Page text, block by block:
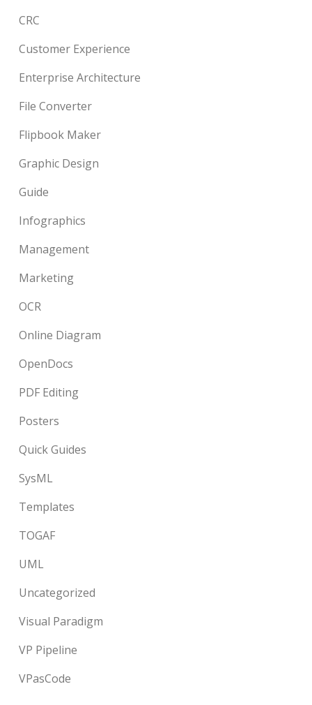
CRC
Customer Experience
Enterprise Architecture
File Converter
Flipbook Maker
Graphic Design
Guide
Infographics
Management
Marketing
OCR
Online Diagram
OpenDocs
PDF Editing
Posters
Quick Guides
SysML
Templates
TOGAF
UML
Uncategorized
Visual Paradigm
VP Pipeline
VPasCode